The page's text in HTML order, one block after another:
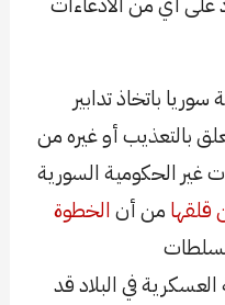
باتخاذ تدابير
بالتعذيب أو غيره من
غير الحكومية السورية
قلقها من أن الخطوة
العسكرية في البلاد قد